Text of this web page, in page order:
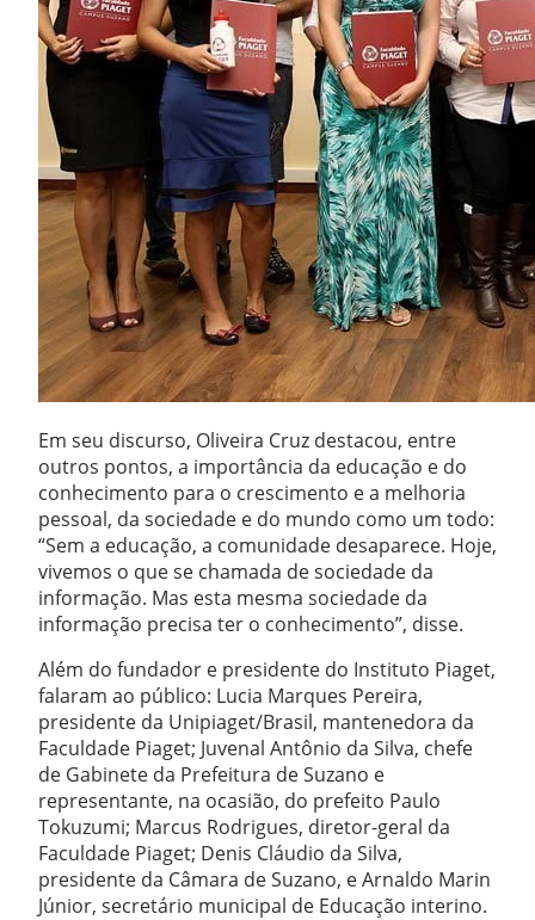
Em seu discurso, Oliveira Cruz destacou, entre
outros pontos, a importância da educação e do
conhecimento para o crescimento e a melhoria
pessoal, da sociedade e do mundo como um todo:
“Sem a educação, a comunidade desaparece. Hoje,
vivemos o que se chamada de sociedade da
informação. Mas esta mesma sociedade da
informação precisa ter o conhecimento”, disse.
Além do fundador e presidente do Instituto Piaget,
falaram ao público: Lucia Marques Pereira,
presidente da Unipiaget/Brasil, mantenedora da
Faculdade Piaget; Juvenal Antônio da Silva, chefe
de Gabinete da Prefeitura de Suzano e
representante, na ocasião, do prefeito Paulo
Tokuzumi; Marcus Rodrigues, diretor-geral da
Faculdade Piaget; Denis Cláudio da Silva,
presidente da Câmara de Suzano, e Arnaldo Marin
Júnior, secretário municipal de Educação interino.